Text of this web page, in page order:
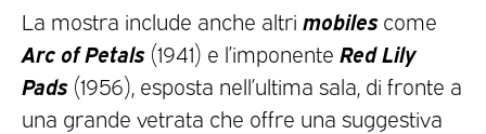
La mostra include anche altri mobilescome
Arc of Petals(1941) e l’imponente Red Lily
Pads(1956), esposta nell’ultima sala, di fronte a
una grande vetrata che offre una suggestiva